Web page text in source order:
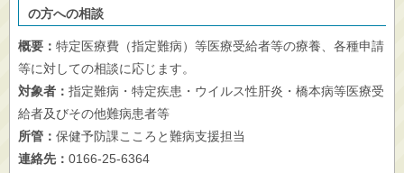
の方への相談
概要： 特定医療費（指定難病）等医療受給者等の療養、各種申請
等に対しての相談に応じます。
対象者： 指定難病・特定疾患・ウイルス性肝炎・橋本病等医療受
給者及びその他難病患者等
所管： 保健予防課こころと難病支援担当
連絡先： 0166-25-6364